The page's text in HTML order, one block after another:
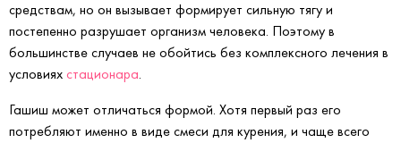
средствам, но он вызывает формирует сильную тягу и
постепенно разрушает организм человека. Поэтому в
большинстве случаев не обойтись без комплексного лечения в
условиях стационара.
Гашиш может отличаться формой. Хотя первый раз его
потребляют именно в виде смеси для курения, и чаще всего